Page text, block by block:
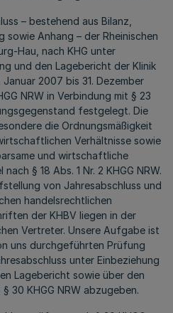
– bestehend aus Bilanz,
sowie Anhang – der Rheinischen
Hau, nach KHG unter
und den Lagebericht der Klinik
2007 bis 31. Dezember
NRW in Verbindung mit § 23
festgelegt. Die
die Ordnungsmäßigkeit
Verhältnisse sowie
und wirtschaftliche
§ 18 Abs. 1 Nr. 2 KHGG NRW.
von Jahresabschluss und
handelsrechtlichen
der KHBV liegen in der
Vertreter. Unsere Aufgabe ist
uns durchgeführten Prüfung
unter Einbeziehung
Lagebericht sowie über den
30 KHGG NRW abzugeben.